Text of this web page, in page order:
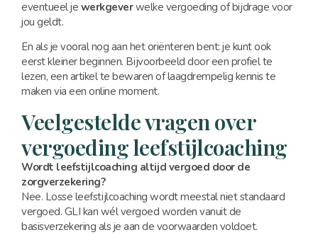
eventueel je werkgeverwelke vergoeding of bijdrage voor
jou geldt.
En als je vooral nog aan het oriënteren bent: je kunt ook
eerst kleiner beginnen. Bijvoorbeeld door een profiel te
lezen, een artikel te bewaren of laagdrempelig kennis te
maken via een online moment.
Veelgestelde vragen over
vergoeding leefstijlcoaching
Wordt leefstijlcoaching altijd vergoed door de
zorgverzekering?
Nee. Losse leefstijlcoaching wordt meestal niet standaard
vergoed. GLI kan wél vergoed worden vanuit de
basisverzekering als je aan de voorwaarden voldoet.